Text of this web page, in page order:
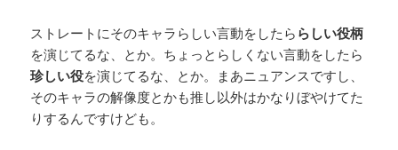
ストレートにそのキャラらしい言動をしたら らしい役柄
を演じてるな、とか。ちょっとらしくない言動をしたら
珍しい役を演じてるな、とか。まあニュアンスですし、
そのキャラの解像度とかも推し以外はかなりぼやけてた
りするんですけども。